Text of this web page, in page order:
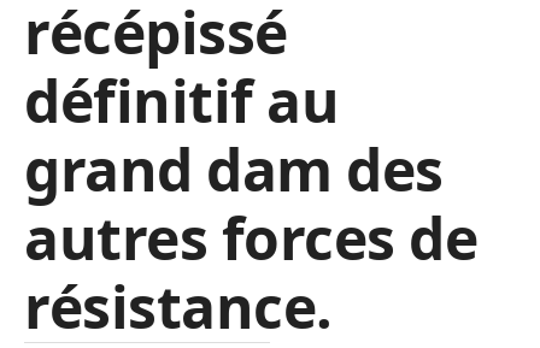
récépissé
définitif au
grand dam des
autres forces de
résistance.